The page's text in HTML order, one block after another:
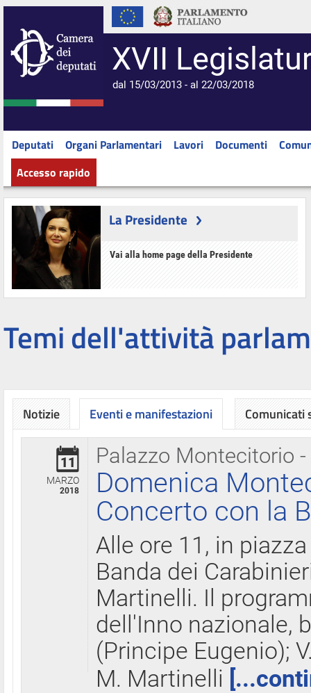
XVII
dal 15/03/2013 - al 22/03/2018
Deputati Organi Parlamentari Lavori Documenti
Accesso rapido
La Presidente
Vai alla home page della Presidente
Temi dell'attività
Notizie Eventi e manifestazioni
Palazzo Montecitorio
11
MARZO
2018
Domenica
Concerto con la
Alle ore 11, in
Banda dei
Martinelli. Il
dell'Inno nazionale,
(Principe Eugenio);
M. Martinelli
Comunicati